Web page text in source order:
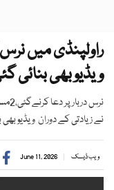
راولپنڈی میں
ویڈیو بھی بنائی
نے زیادتی کے دوران ویڈیو بھی
ویب ڈیسک June 11, 2026